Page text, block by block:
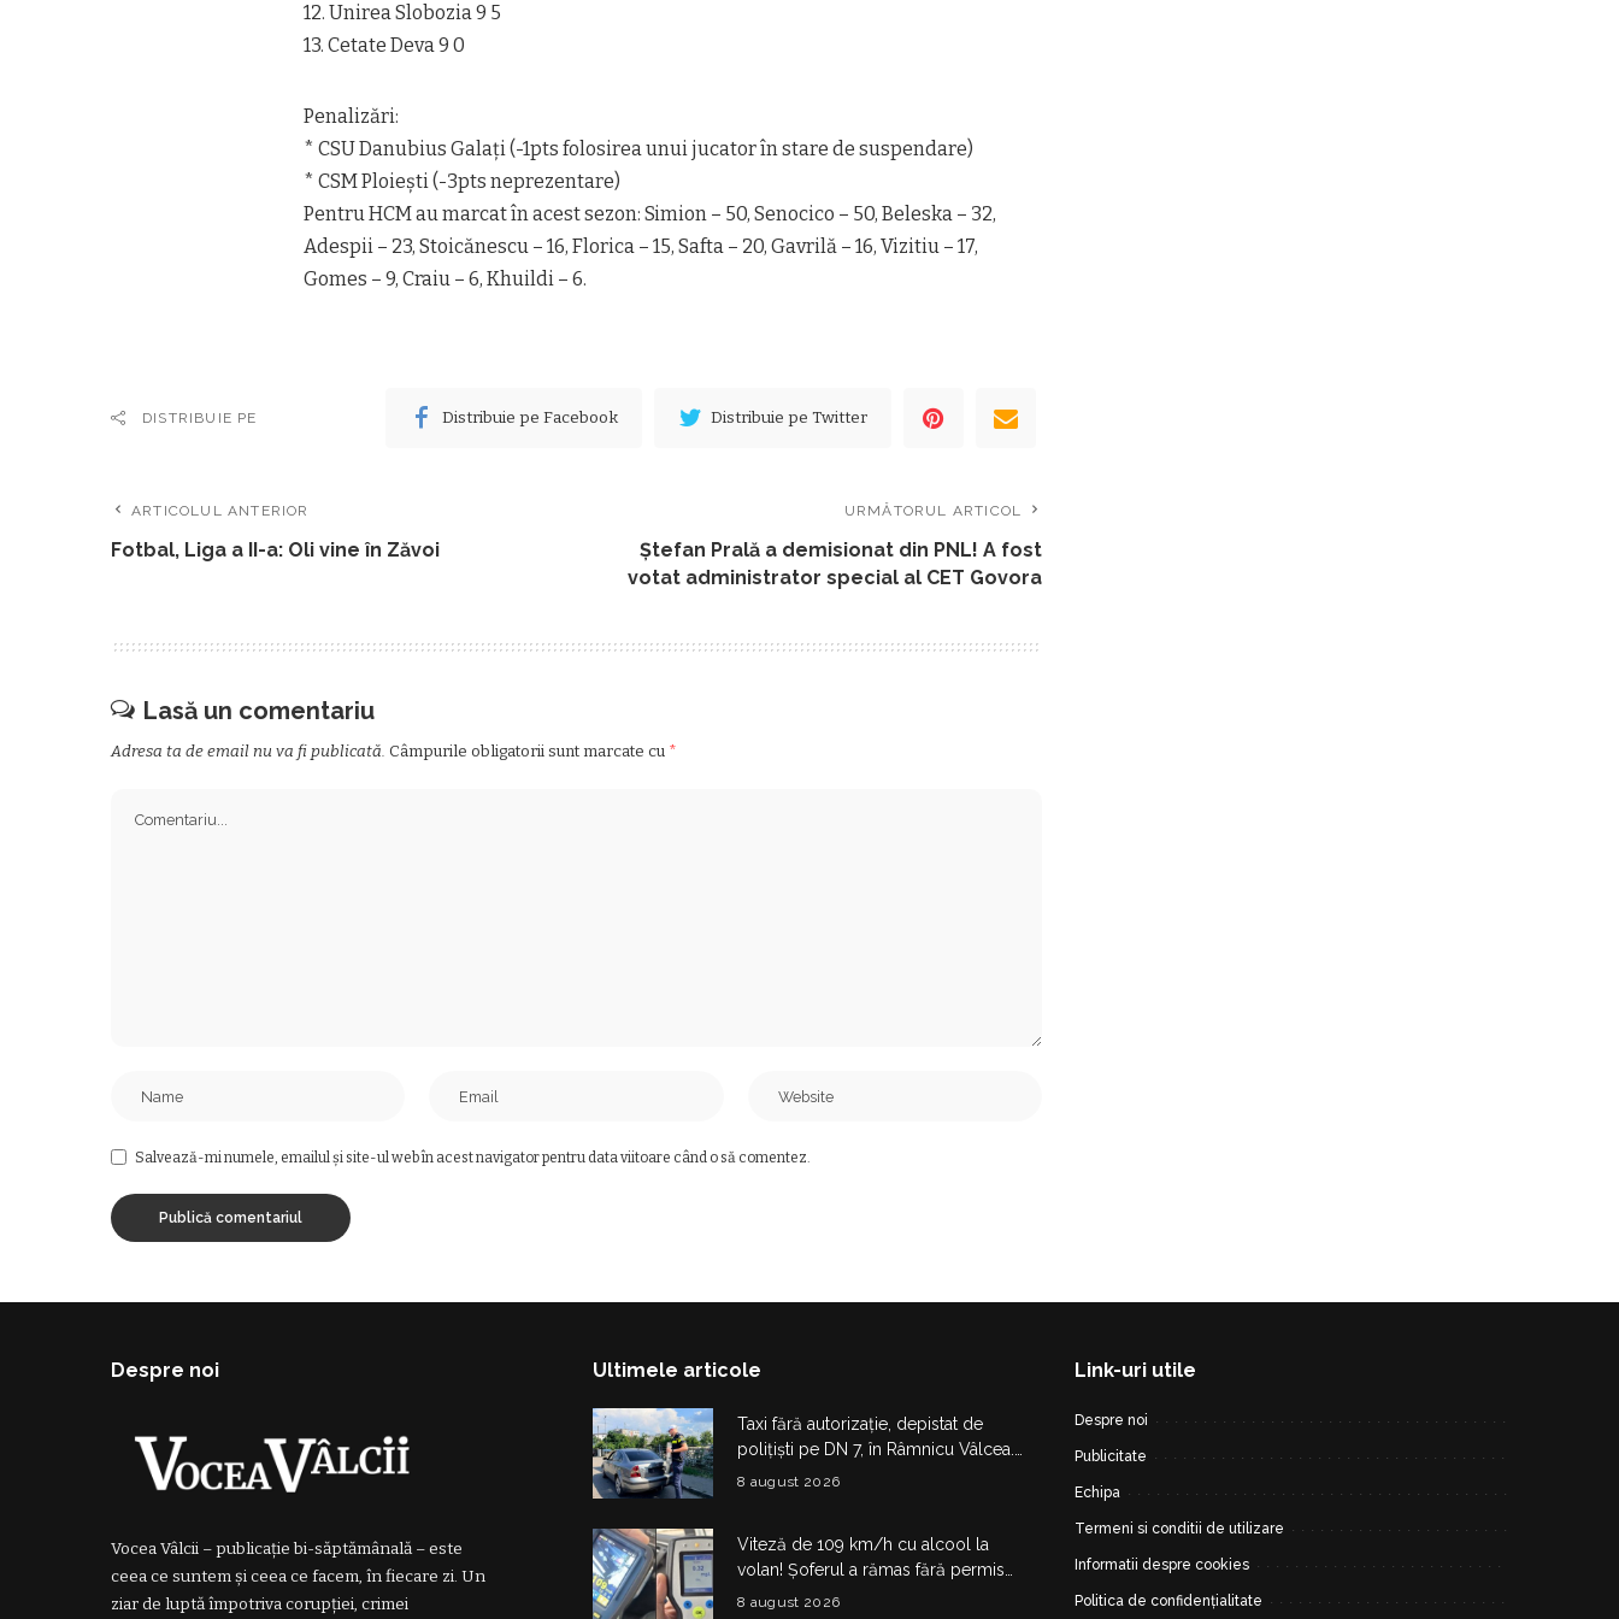
12. Unirea Slobozia 9 5
13. Cetate Deva 9 0
Penalizări:
* CSU Danubius Galați (-1pts folosirea unui jucator în stare de suspendare)
* CSM Ploiești (-3pts neprezentare)
Pentru HCM au marcat în acest sezon: Simion – 50, Senocico – 50, Beleska – 32,
Adespii – 23, Stoicănescu – 16, Florica – 15, Safta – 20, Gavrilă – 16, Vizitiu – 17,
Gomes – 9, Craiu – 6, Khuildi – 6.
DISTRIBUIE PE Distribuie pe Facebook Distribuie pe Twitter
ARTICOLUL ANTERIOR
Fotbal, Liga a II-a: Oli vine în Zăvoi
URMĂTORUL ARTICOL
Ştefan Prală a demisionat din PNL! A fost
votat administrator special al CET Govora
Lasă un comentariu
Adresa ta de email nu va fi publicată. Câmpurile obligatorii sunt marcate cu *
Salvează-mi numele, emailul și site-ul web în acest navigator pentru data viitoare când o să comentez.
Despre noi
Vocea Vâlcii – publicație bi-săptămânală – este
ceea ce suntem și ceea ce facem, în fiecare zi. Un
ziar de luptă împotriva corupției, crimei
Ultimele articole
Taxi fără autorizație, depistat de
polițiști pe DN 7, în Râmnicu Vâlcea.
Șoferul a rămas fără plăcuțe timp de
8 august 2026
Viteză de 109 km/h cu alcool la
volan! Șoferul a rămas fără permis
180 de zile și a primit amendă de
8 august 2026
Link-uri utile
Despre noi
Publicitate
Echipa
Termeni si conditii de utilizare
Informatii despre cookies
Politica de confidențialitate